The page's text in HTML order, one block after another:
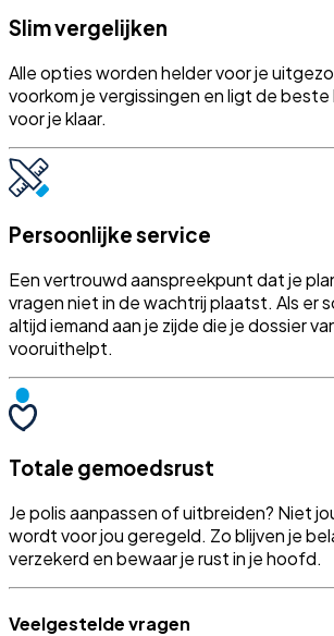
Slim vergelijken
Alle opties worden helder voor je
voorkom je vergissingen en ligt de
voor je klaar.
Persoonlijke service
Een vertrouwd aanspreekpunt dat je
vragen niet in de wachtrij plaatst. Als er
altijd iemand aan je zijde die je dossier
vooruithelpt.
Totale gemoedsrust
Je polis aanpassen of uitbreiden? Niet
wordt voor jou geregeld. Zo blijven je
verzekerd en bewaar je rust in je hoofd.
Veelgestelde vragen